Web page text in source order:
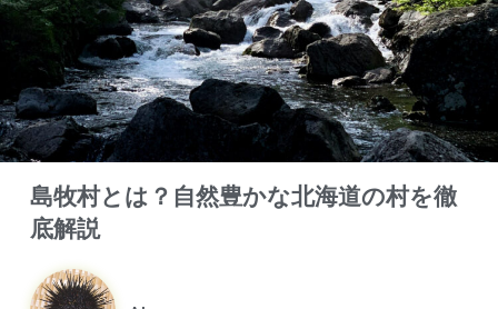
島牧村とは？自然豊かな北海道の村を徹
底解説